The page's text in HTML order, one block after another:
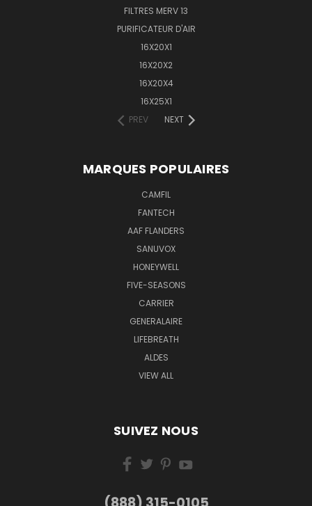
FILTRES MERV 13
PURIFICATEUR D'AIR
16X20X1
16X20X2
16X20X4
16X25X1
PREV
NEXT
MARQUES POPULAIRES
CAMFIL
FANTECH
AAF FLANDERS
SANUVOX
HONEYWELL
FIVE-SEASONS
CARRIER
GENERALAIRE
LIFEBREATH
ALDES
VIEW ALL
SUIVEZ NOUS